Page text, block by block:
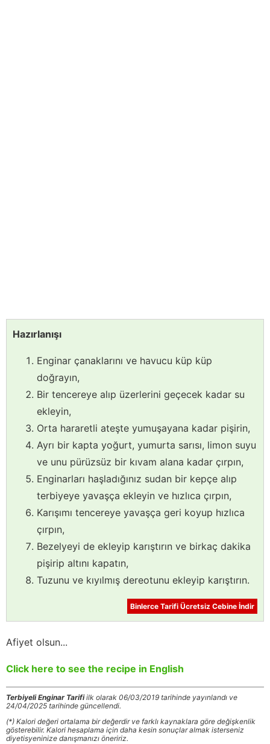
Hazırlanışı
Enginar çanaklarını ve havucu küp küp
doğrayın,
Bir tencereye alıp üzerlerini geçecek kadar su
ekleyin,
Orta hararetli ateşte yumuşayana kadar pişirin,
Ayrı bir kapta yoğurt, yumurta sarısı, limon suyu
ve unu pürüzsüz bir kıvam alana kadar çırpın,
Enginarları haşladığınız sudan bir kepçe alıp
terbiyeye yavaşça ekleyin ve hızlıca çırpın,
Karışımı tencereye yavaşça geri koyup hızlıca
çırpın,
Bezelyeyi de ekleyip karıştırın ve birkaç dakika
pişirip altını kapatın,
Tuzunu ve kıyılmış dereotunu ekleyip karıştırın.
Binlerce Tarifi Ücretsiz Cebine İndir
Afiyet olsun...
Click here to see the recipe in English
Terbiyeli Enginar Tarifiilk olarak 06/03/2019 tarihinde yayınlandı ve
24/04/2025 tarihinde güncellendi.
(*) Kalori değeri ortalama bir değerdir ve farklı kaynaklara göre değişkenlik
gösterebilir. Kalori hesaplama için daha kesin sonuçlar almak isterseniz
diyetisyeninize danışmanızı öneririz.